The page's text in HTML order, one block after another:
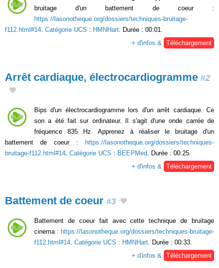
bruitage d'un battement de coeur :
https://lasonotheque.org/dossiers/techniques-bruitage-
f112.html#14 Catégorie UCS : HMNHart . Durée : 00:01.
+ d'infos &
Téléchargement
Arrêt cardiaque, électrocardiogramme #2
Bips d'un électrocardiogramme lors d'un arrêt cardiaque. Ce
son a été fait sur ordinateur. Il s'agit d'une onde carrée de
fréquence 835 Hz. Apprenez à réaliser le bruitage d'un
battement de coeur :
https://lasonotheque.org/dossiers/techniques-
bruitage-f112.html#14. Catégorie UCS : BEEPMed. Durée : 00:25.
+ d'infos & Téléchargement
Battement de coeur #3
Battement de coeur fait avec cette technique de bruitage
cinema : https://lasonotheque.org/dossiers/techniques-bruitage-
f112.html#14 Catégorie UCS : HMNHart . Durée : 00:33.
+ d'infos &
Téléchargement